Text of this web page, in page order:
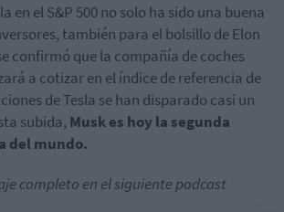
en el S&P 500 no solo ha sido una buena
también para el bolsillo de Elon
confirmó que la compañía de coches
a cotizar en el índice de referencia de
de Tesla se han disparado casi un
subida, Musk es hoy la segunda
del mundo.
completo en el siguiente podcast